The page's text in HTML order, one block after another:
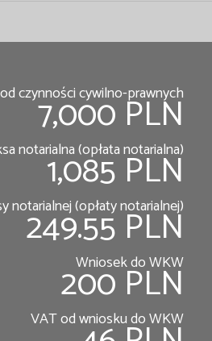
czynności cywilno-prawnych
7,000 PLN
notarialna (opłata notarialna)
1,085 PLN
notarialnej (opłaty notarialnej)
249.55 PLN
Wniosek do WKW
200 PLN
VAT od wniosku do WKW